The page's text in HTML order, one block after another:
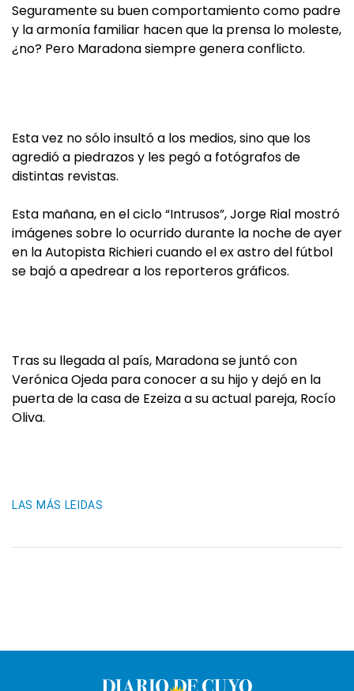
Seguramente su buen comportamiento como padre
y la armonía familiar hacen que la prensa lo moleste,
¿no? Pero Maradona siempre genera conflicto.
Esta vez no sólo insultó a los medios, sino que los
agredió a piedrazos y les pegó a fotógrafos de
distintas revistas.
Esta mañana, en el ciclo “Intrusos”, Jorge Rial mostró
imágenes sobre lo ocurrido durante la noche de ayer
en la Autopista Richieri cuando el ex astro del fútbol
se bajó a apedrear a los reporteros gráficos.
Tras su llegada al país, Maradona se juntó con
Verónica Ojeda para conocer a su hijo y dejó en la
puerta de la casa de Ezeiza a su actual pareja, Rocío
Oliva.
LAS MÁS LEIDAS